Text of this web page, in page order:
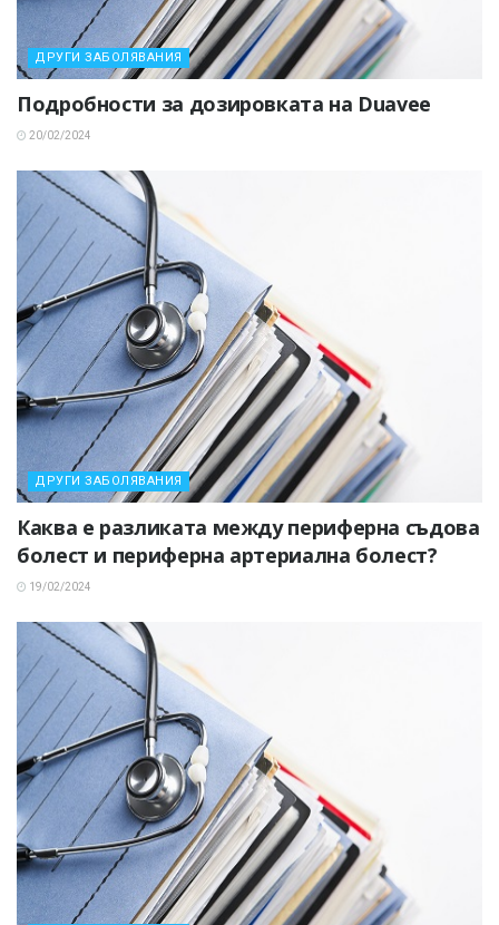
ДРУГИ ЗАБОЛЯВАНИЯ
Подробности за дозировката на Duavee
20/02/2024
ДРУГИ ЗАБОЛЯВАНИЯ
Каква е разликата между периферна съдова
болест и периферна артериална болест?
19/02/2024